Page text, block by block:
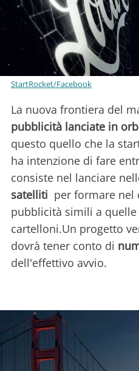
StartRocket/Facebook
La nuova frontiera del
pubblicità lanciate in
questo quello che la
ha intenzione di fare
consiste nel lanciare
satelliti per formare
pubblicità simili a quelle
cartelloni.Un progetto
dovrà tener conto di
dell'effettivo avvio.